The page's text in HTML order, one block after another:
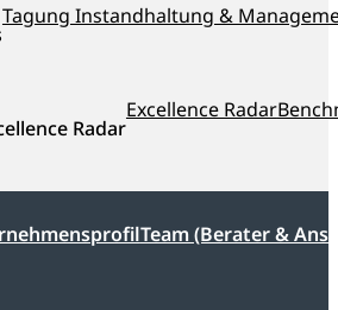
Tagung Instandhaltung &
Radar
Excellence Radar
Team (Berater &